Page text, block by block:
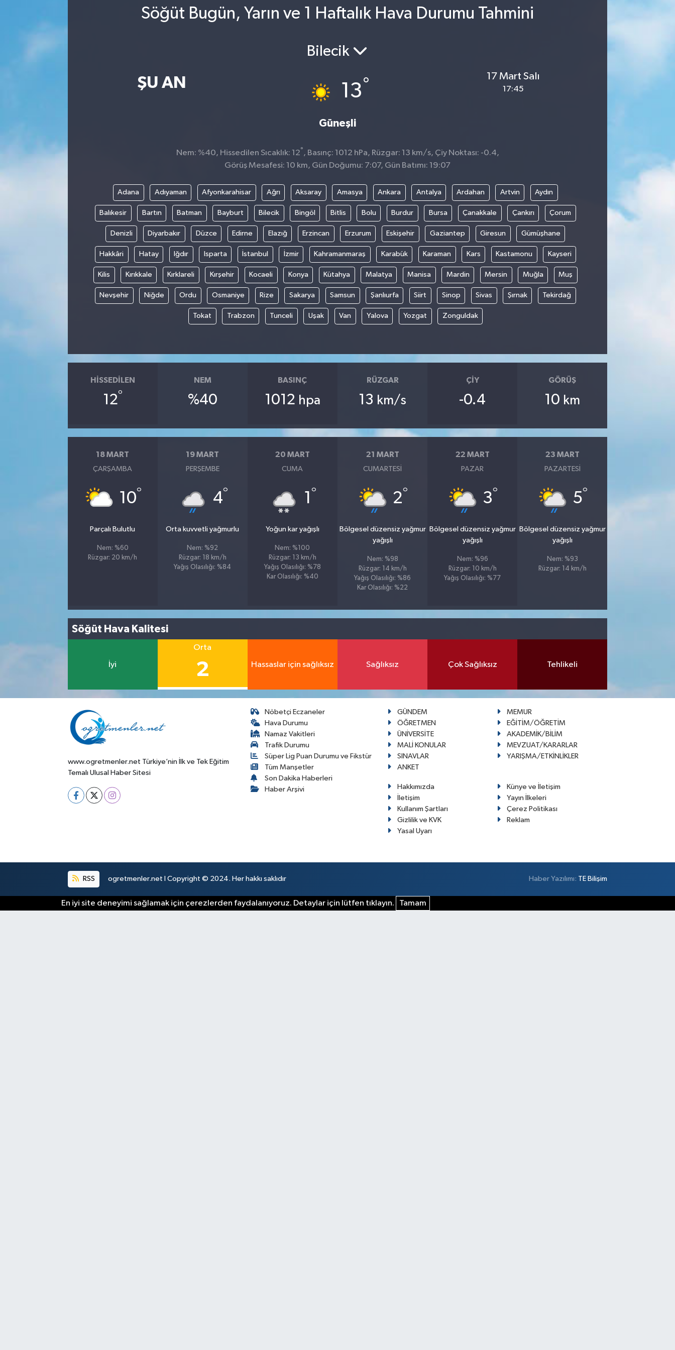
Söğüt Bugün, Yarın ve 1 Haftalık Hava Durumu Tahmini
ŞU AN
Bilecik
13°
Güneşli
17 Mart Salı
17:45
Nem: %40, Hissedilen Sıcaklık: 12° , Basınç: 1012 hPa, Rüzgar: 13 km/s, Çiy Noktası: -0.4,
Görüş Mesafesi: 10 km, Gün Doğumu: 7:07, Gün Batımı: 19:07
Adana Adıyaman Afyonkarahisar Ağrı Aksaray Amasya Ankara Antalya Ardahan Artvin Aydın
Balıkesir Bartın Batman Bayburt Bilecik Bingöl Bitlis Bolu Burdur Bursa Çanakkale Çankırı Çorum
Denizli Diyarbakır Düzce Edirne Elazığ Erzincan Erzurum Eskişehir Gaziantep Giresun Gümüşhane
Hakkâri Hatay Iğdır Isparta İstanbul İzmir Kahramanmaraş Karabük Karaman Kars Kastamonu Kayseri
Kilis Kırıkkale Kırklareli Kırşehir Kocaeli Konya Kütahya Malatya Manisa Mardin Mersin Muğla Muş
Nevşehir Niğde Ordu Osmaniye Rize Sakarya Samsun Şanlıurfa Siirt Sinop Sivas Şırnak Tekirdağ
Tokat Trabzon Tunceli Uşak Van Yalova Yozgat Zonguldak
HISSEDILEN
12°
NEM
%40
BASINÇ
1012 hpa
RÜZGAR
13 km/s
ÇIY
-0.4
GÖRÜŞ
10 km
18 MART
ÇARŞAMBA
10°
Parçalı Bulutlu
Nem: %60
Rüzgar: 20 km/h
19 MART
PERŞEMBE
4°
Orta kuvvetli yağmurlu
Nem: %92
Rüzgar: 18 km/h
Yağış Olasılığı: %84
20 MART
CUMA
1 °
Yoğun kar yağışlı
Nem: %100
Rüzgar: 13 km/h
Yağış Olasılığı: %78
Kar Olasılığı: %40
21 MART
CUMARTESI
2°
Bölgesel düzensiz yağmur
yağışlı
Nem: %98
Rüzgar: 14 km/h
Yağış Olasılığı: %86
Kar Olasılığı: %22
22 MART
PAZAR
3°
Bölgesel düzensiz yağmur
yağışlı
Nem: %96
Rüzgar: 10 km/h
Yağış Olasılığı: %77
23 MART
PAZARTESI
5°
Bölgesel düzensiz yağmur
yağışlı
Nem: %93
Rüzgar: 14 km/h
Söğüt Hava Kalitesi
İyi
Orta
2 Hassaslar için sağlıksız Sağlıksız Çok Sağlıksız Tehlikeli
www.ogretmenler.net Türkiye’nin İlk ve Tek Eğitim
Temalı Ulusal Haber Sitesi
Nöbetçi Eczaneler
Hava Durumu
Namaz Vakitleri
Trafik Durumu
Süper Lig Puan Durumu ve Fikstür
Tüm Manşetler
Son Dakika Haberleri
Haber Arşivi
GÜNDEM
MEMUR
ÖĞRETMEN
EĞİTİM/ÖĞRETİM
ÜNİVERSİTE
AKADEMİK/BİLİM
MALİ KONULAR
MEVZUAT/KARARLAR
SINAVLAR
YARIŞMA/ETKİNLİKLER
ANKET
Hakkımızda
Künye ve İletişim
İletişim
Yayın İlkeleri
Kullanım Şartları
Çerez Politikası
Gizlilik ve KVK
Reklam
Yasal Uyarı
RSS ogretmenler.net I Copyright © 2024. Her hakkı saklıdır Haber Yazılımı: TE Bilişim
En iyi site deneyimi sağlamak için çerezlerden faydalanıyoruz. Detaylar için lütfen tıklayın. Tamam